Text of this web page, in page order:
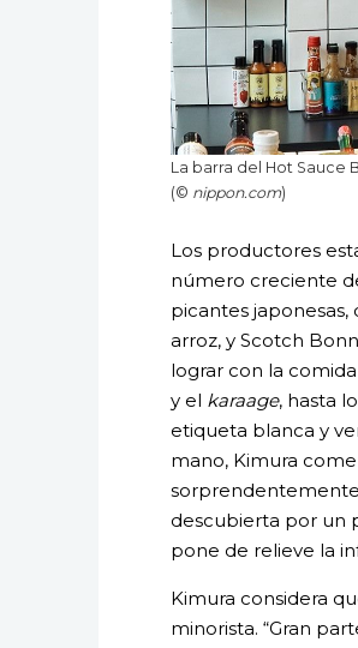
La barra del Hot Sauce
(© nippon.com)
Los productores
número creciente
picantes
arroz, y Scotch
lograr con la
y el karaage, hasta
etiqueta blanca y
mano, Kimura
descubierta por un
pone de relieve la
Kimura considera
minorista. “Gran